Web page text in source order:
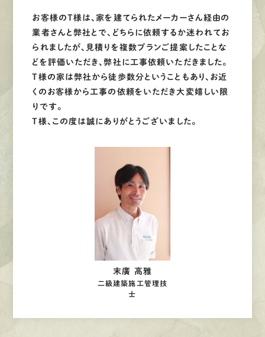
お客様のT様は、家を建てられたメーカーさん経由の
業者さんと弊社とで、どちらに依頼するか迷われてお
られましたが、見積りを複数プランご提案したことな
どを評価いただき、弊社に工事依頼いただきました。
T様の家は弊社から徒歩数分ということもあり、お近
くのお客様から工事の依頼をいただき大変嬉しい限
りです。
T様、この度は誠にありがとうございました。
末廣 高雅
二級建築施工管理技
士